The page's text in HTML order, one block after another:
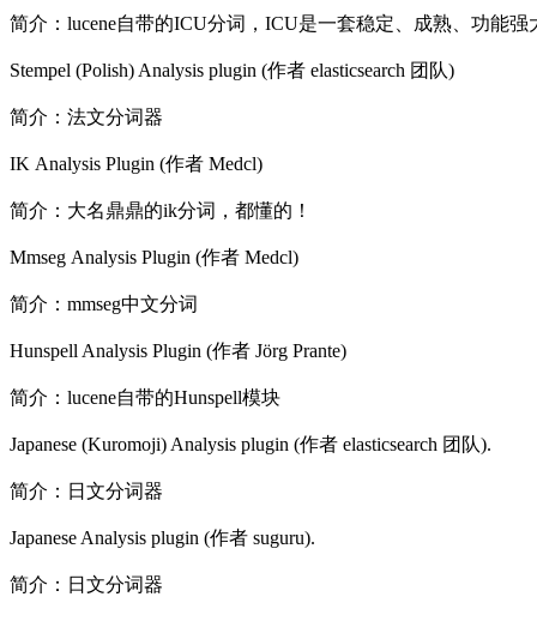
简介：lucene自带的ICU分词，ICU是一套稳定、成熟、功能
Stempel (Polish) Analysis plugin (作者 elasticsearch 团队)
简介：法文分词器
IK Analysis Plugin (作者 Medcl)
简介：大名鼎鼎的ik分词，都懂的！
Mmseg Analysis Plugin (作者 Medcl)
简介：mmseg中文分词
Hunspell Analysis Plugin (作者 Jörg Prante)
简介：lucene自带的Hunspell模块
Japanese (Kuromoji) Analysis plugin (作者 elasticsearch 团队).
简介：日文分词器
Japanese Analysis plugin (作者 suguru).
简介：日文分词器